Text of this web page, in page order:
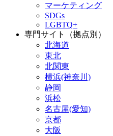
マーケティング
SDGs
LGBTQ+
専門サイト（拠点別）
北海道
東北
北関東
横浜(神奈川)
静岡
浜松
名古屋(愛知)
京都
大阪